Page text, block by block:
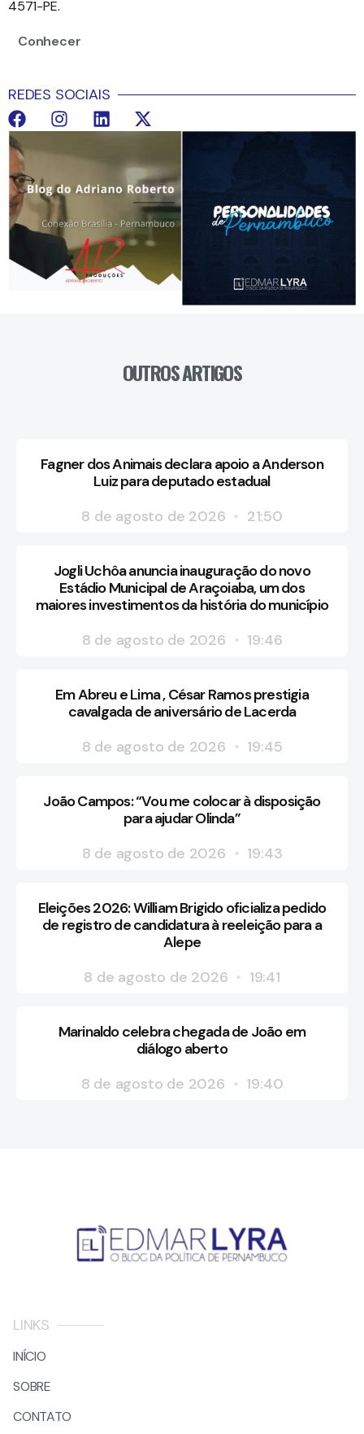
4571-PE.
Conhecer
REDES SOCIAIS
OUTROS ARTIGOS
Fagner dos Animais declara apoio a Anderson
Luiz para deputado estadual
8 de agosto de 2026
21:50
Jogli Uchôa anuncia inauguração do novo
Estádio Municipal de Araçoiaba, um dos
maiores investimentos da história do município
8 de agosto de 2026
19:46
Em Abreu e Lima , César Ramos prestigia
cavalgada de aniversário de Lacerda
8 de agosto de 2026
19:45
João Campos: “Vou me colocar à disposição
para ajudar Olinda”
8 de agosto de 2026
19:43
Eleições 2026: William Brigido oficializa pedido
de registro de candidatura à reeleição para a
Alepe
8 de agosto de 2026
19:41
Marinaldo celebra chegada de João em
diálogo aberto
8 de agosto de 2026
19:40
LINKS
INÍCIO
SOBRE
CONTATO